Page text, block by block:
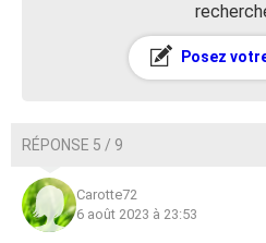
Posez
RÉPONSE 5 / 9
Carotte72
6 août 2023 à 23:53